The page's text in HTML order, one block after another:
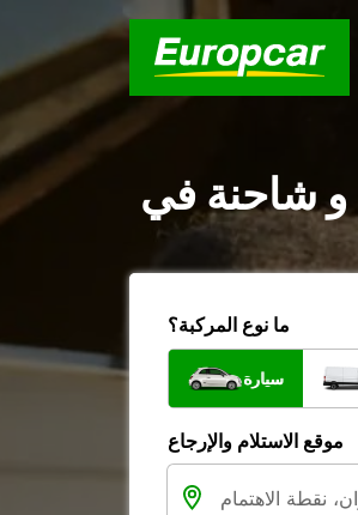
ما نوع المركبة؟
سيارة
موقع الاستلام والإرجاع